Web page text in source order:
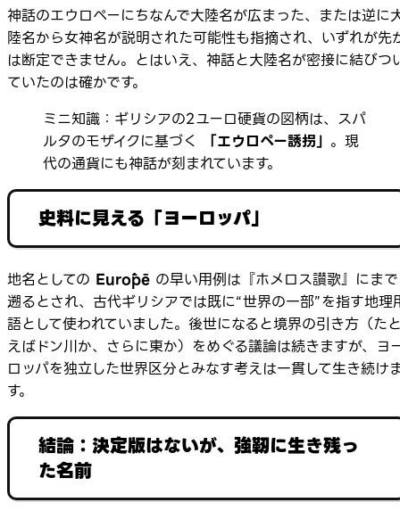
神話のエウロペーにちなんで大陸名が広まった、または逆に
陸名から女神名が説明された可能性も指摘され、いずれが先
は断定できません。とはいえ、神話と大陸名が密接に結びつ
ていたのは確かです。
ミニ知識：ギリシアの2ユーロ硬貨の図柄は、スパ
ルタのモザイクに基づく
「エウロペー誘拐」 。現
代の通貨にも神話が刻まれています。
史料に見える「ヨーロッパ」
地名としての Eurṓpē の早い用例は『ホメロス讃歌』にまで
遡るとされ、古代ギリシアでは既に“世界の一部”を指す地理
語として使われていました。後世になると境界の引き方（た
えばドン川か、さらに東か）をめぐる議論は続きますが、ヨ
ロッパを独立した世界区分とみなす考えは一貫して生き続け
す。
結論：決定版はないが、強靭に生き残っ
た名前